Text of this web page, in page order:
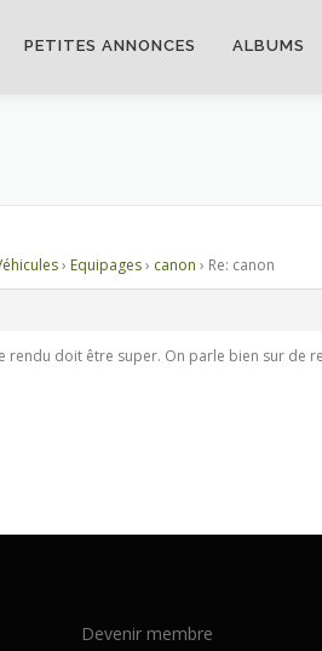
PETITES ANNONCES ALBUMS
› Equipages› canon › Re: canon
rendu doit être super. On parle bien sur de
Devenir membre